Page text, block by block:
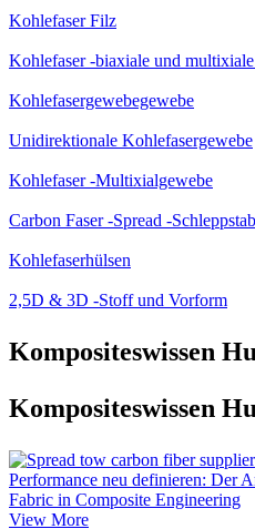
Kohlefaser Filz
Kohlefaser -biaxiale und
Kohlefasergewebegewebe
Unidirektionale Kohlefasergewebe
Kohlefaser -Multixialgewebe
Carbon Faser -Spread -Schleppstab
Kohlefaserhülsen
2,5D & 3D -Stoff und Vorform
Kompositeswissen
Kompositeswissen
Performance neu definieren: Der
Fabric in Composite Engineering
View More